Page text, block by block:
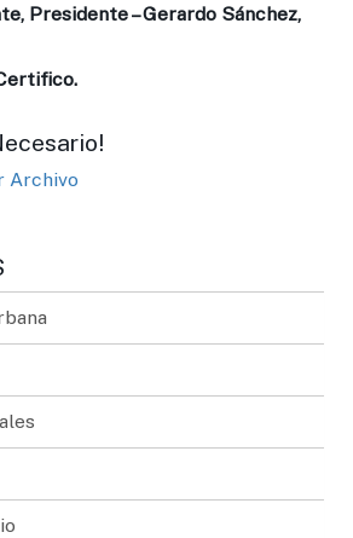
Presidente – Gerardo Sánchez,
Archivo